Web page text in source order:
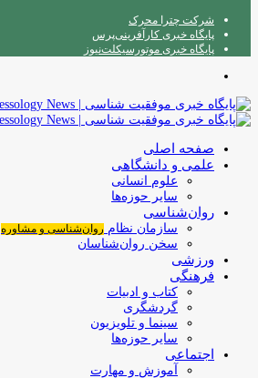
شرکت چترا محرک
پایگاه خبری کارآفرینی‌پرس
پایگاه خبری موتورسیکلت‌نیوز
صفحه اصلی
علمی و دانشگاهی
علوم انسانی
سایر حوزه‌ها
روان‌شناسی
سازمان نظام روان‌شناسی و مشاوره
سخن روان‌شناسان
ورزشی
فرهنگی
کتاب و ادبیات
گردشگری
سینما و تلویزیون
سایر حوزه‌ها
اجتماعی
آموزش و مهارت